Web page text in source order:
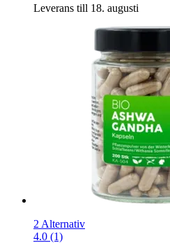
Leverans till 18. augusti
2 Alternativ
4.0 (1)